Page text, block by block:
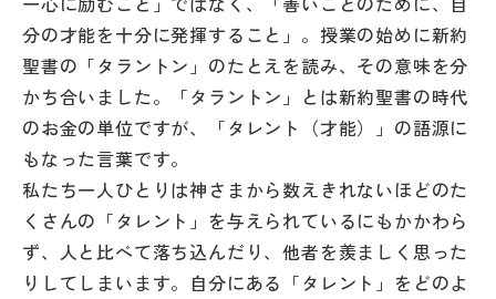
個人情報保護方針
サイトマップ
運営会社
分の才能を十分に発揮すること」。授業の始めに新約
聖書の「タラントン」のたとえを読み、その意味を分
かち合いました。「タラントン」とは新約聖書の時代
のお金の単位ですが、「タレント（才能）」の語源に
もなった言葉です。
私たち一人ひとりは神さまから数えきれないほどのた
くさんの「タレント」を与えられているにもかかわら
ず、人と比べて落ち込んだり、他者を羨ましく思った
りしてしまいます。自分にある「タレント」をどのよ